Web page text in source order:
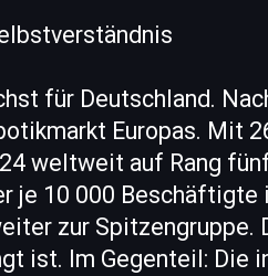
für Deutschland.
Europas. Mit
weltweit auf Rang
je 10 000 Beschäftigte
zur Spitzengruppe.
ist. Im Gegenteil: Die